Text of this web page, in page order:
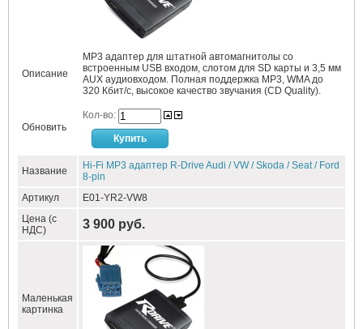
Описание
MP3 адаптер для штатной автомагнитолы со
встроенным USB входом, слотом для SD карты и 3,5 мм
AUX аудиовходом. Полная поддержка MP3, WMA до
320 Кбит/c, высокое качество звучания (CD Quality).
Обновить
Кол-во:
Название
Hi-Fi MP3 адаптер R-Drive Audi / VW / Skoda / Seat / Ford
8-pin
Артикул
E01-YR2-VW8
Цена (с
НДС)
3 900 руб.
Маленькая
картинка